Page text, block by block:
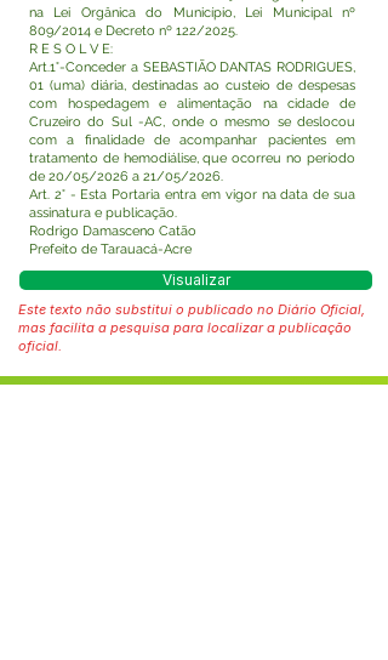
na Lei Orgânica do Município, Lei Municipal nº
809/2014 e Decreto nº 122/2025.
R E S O L V E:
Art.1°-Conceder a SEBASTIÃO DANTAS RODRIGUES,
01 (uma) diária, destinadas ao custeio de despesas
com hospedagem e alimentação na cidade de
Cruzeiro do Sul -AC, onde o mesmo se deslocou
com a finalidade de acompanhar pacientes em
tratamento de hemodiálise, que ocorreu no período
de 20/05/2026 a 21/05/2026.
Art. 2° - Esta Portaria entra em vigor na data de sua
assinatura e publicação.
Rodrigo Damasceno Catão
Prefeito de Tarauacá-Acre
Visualizar
Este texto não substitui o publicado no Diário Oficial,
mas facilita a pesquisa para localizar a publicação
oficial.